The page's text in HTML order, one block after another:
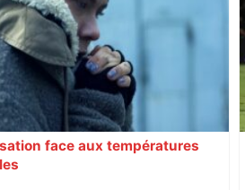
face aux températures